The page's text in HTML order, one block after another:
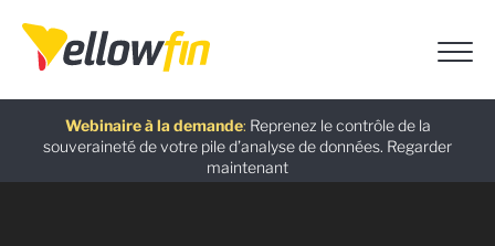
Webinaire à la demande:Reprenez le contrôle de la
souveraineté de votre pile d’analyse de données.Regarder
basées sur l’IA introduites dans Yellowfin version 9.17.En savoir
plus
L’alternative à Power BI : guide de migration
Yellowfin.Télécharger maintenant
Utilisez Ask Yellowfin et Code Assistant
pour obtenir rapidement des réponses sur Yellowfin :Essayez